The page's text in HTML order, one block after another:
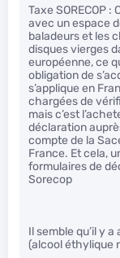
Taxe SORECOP
avec un espace
baladeurs et les
disques vierges
européenne, ce
obligation de
s’applique en
chargées de
mais c’est
déclaration
compte de la
France. Et cela,
formulaires de
Sorecop
Il semble qu’il y
(alcool éthylique